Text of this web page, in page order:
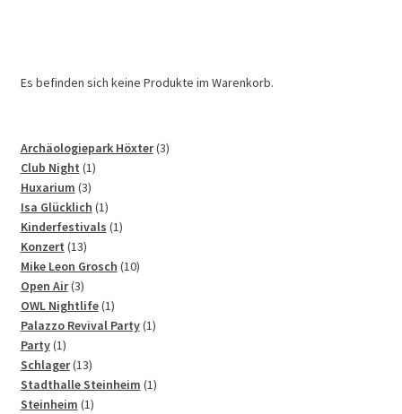
Es befinden sich keine Produkte im Warenkorb.
Archäologiepark Höxter 33
Club Night 11
Huxarium 33
Produkte
Isa Glücklich 11
Produkt
Kinderfestivals 11
Konzert 1313
Produkte
Mike Leon Grosch 1010
Open Air 33
Produkte
OWL Nightlife 11
Produkt
Palazzo Revival Party 11
Party 11
Produkt
Schlager 1313
Produkte
Stadthalle Steinheim 11
Steinheim 11